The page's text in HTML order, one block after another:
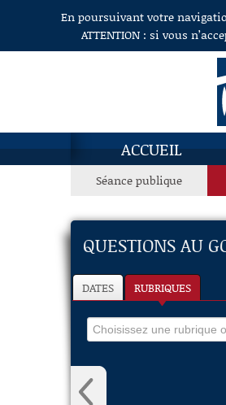
Aller au contenuEn poursuivant votre
ATTENTION : si vous
ACCUEIL
Séance publique
QUESTIONS AU
DATES RUBRIQUES